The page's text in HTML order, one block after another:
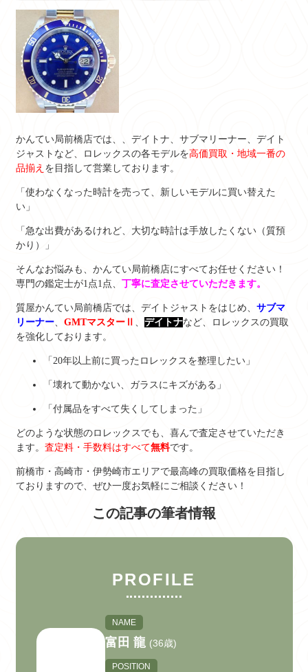
かんてい局前橋店では、、デイトナ、サブマリーナー、デイト
ジャストなど、ロレックスの各モデルを高価買取・地域一番の
品揃え を目指して営業しております。
「使わなくなった時計を売って、新しいモデルに買い替えた
い」
「急な出費があるけれど、大切な時計は手放したくない（質預
かり）」
そんなお悩みも、かんてい局前橋店にすべてお任せください！
専門の鑑定士が1点1点、 丁寧に査定させていただきます。
質屋かんてい局前橋店では、デイトジャストをはじめ、 サブマ
リーナー、 GMTマスターⅡ デイトナなど、ロレックスの買取
を強化しております。
「20年以上前に買ったロレックスを整理したい」
「壊れて動かない、ガラスにキズがある」
「付属品をすべて失くしてしまった」
どのような状態のロレックスでも、喜んで査定させていただき
ます。 査定料・手数料はすべて無料です。
前橋市・高崎市・伊勢崎市エリアで最高峰の買取価格を目指し
ておりますので、ぜひ一度お気軽にご相談ください！
この記事の筆者情報
PROFILE
NAME
富田 龍 (36歳)
POSITION